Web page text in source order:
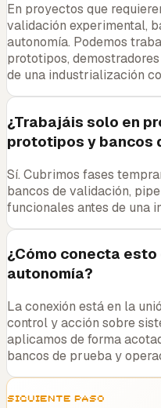
En proyectos que
validación experimental,
autonomía. Podemos
prototipos,
de una industrialización
¿Trabajáis solo en
prototipos y bancos
Sí. Cubrimos fases
bancos de validación,
funcionales antes de una
¿Cómo conecta
autonomía?
La conexión está en la
control y acción sobre
aplicamos de forma
bancos de prueba y
Siguiente paso